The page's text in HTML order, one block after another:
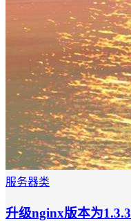
服务器类
升级nginx版本为1.3.3